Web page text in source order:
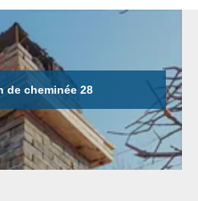
de cheminée 28